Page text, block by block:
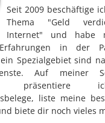
Seit 2009 beschäftige
Thema "Geld
Internet" und habe
in der
Spezialgebiet sind
Auf meiner
liste meine
biete dir noch vieles